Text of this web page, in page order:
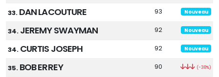
33. DAN LACOUTURE 93 Nouveau
34. JEREMY SWAYMAN 92 Nouveau
34. CURTIS JOSEPH 92 Nouveau
35. BOB ERREY 90 (-38%)